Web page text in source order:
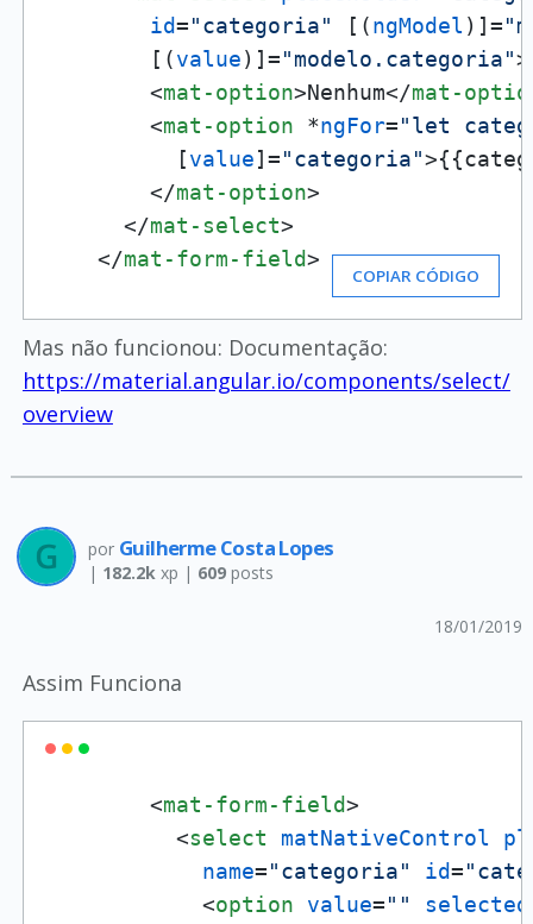
id="categoria" [(ngModel)]=
        [(
value)]="modelo.categoria">
<mat-option>Nenhum</mat-
<mat-option *ngFor="let
          [
value]="categoria">
</mat-option>
</mat-select>
</mat-form-field>
COPIAR CÓDIGO
Mas não funcionou: Documentação:
https://material.angular.io/components/select/
overview
por Guilherme Costa Lopes
| 182.2kxp | 609posts
18/01/2019
Assim Funciona
<mat-form-field>
<select matNativeControl
name="categoria" id=
<option value="" selected